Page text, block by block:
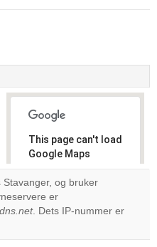
This page can't load
Google Maps
correctly.
Do you
own this
OK
Stavanger, og bruker
er
. Dets IP-nummer er